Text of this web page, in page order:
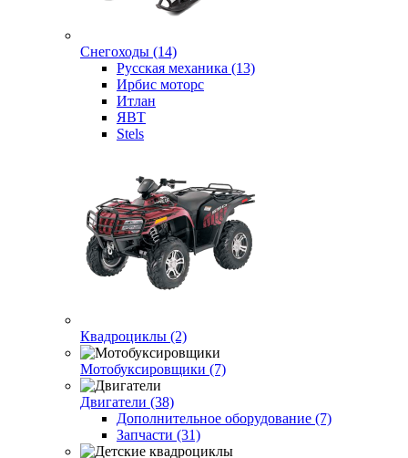
Снегоходы (14)
Русская механика (13)
Ирбис моторс
Итлан
ЯВТ
Stels
Квадроциклы (2)
Мотобуксировщики (7)
Двигатели (38)
Дополнительное оборудование (7)
Запчасти (31)